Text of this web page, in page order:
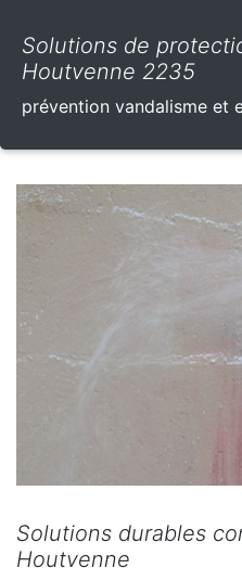
Solutions de
Houtvenne 2235
prévention vandalisme et
Solutions durables
Houtvenne